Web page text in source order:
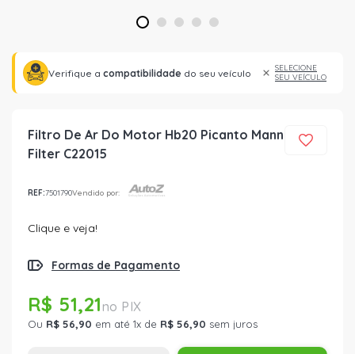
1 2 3 4 5
Verifique a compatibilidade do seu veículo
SELECIONE
SEU VEÍCULO
Filtro De Ar Do Motor Hb20 Picanto Mann
Filter C22015
REF:7501790Vendido por:
Clique e veja!
Formas de Pagamento
R$ 51,21
Ou R$ 56,90 em até 1x de R$ 56,90 sem juros